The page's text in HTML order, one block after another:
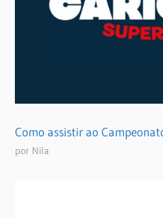
Como assistir ao
por Nila